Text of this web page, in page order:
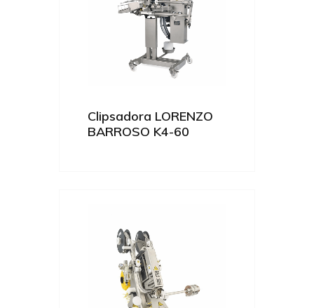
Clipsadora LORENZO
BARROSO K4-60